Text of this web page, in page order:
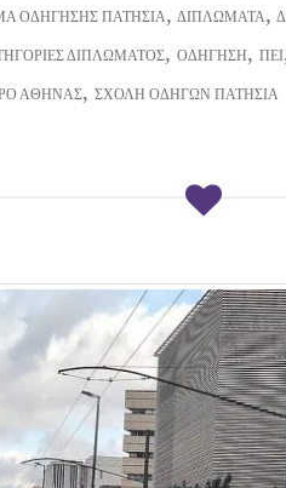
ΟΔΉΓΗΣΗΣ ΠΑΤΉΣΙΑ, ΔΙΠΛΏΜΑΤΑ,
ΔΙΠΛΏΜΑΤΟΣ, ΟΔΉΓΗΣΗ, ΠΕΙ
ΑΘΉΝΑΣ, ΣΧΟΛΉ ΟΔΗΓΏΝ ΠΑΤΉΣΙΑ